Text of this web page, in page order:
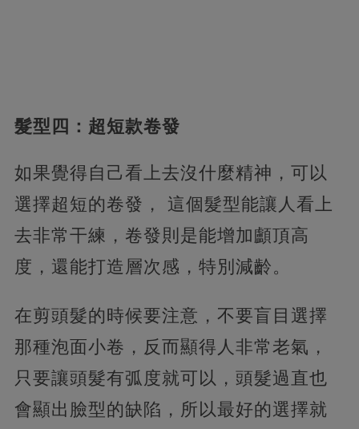
髮型四：超短款卷發
如果覺得自己看上去沒什麼精神，可以
選擇超短的卷發， 這個髮型能讓人看上
去非常干練，卷發則是能增加顱頂高
度，還能打造層次感，特別減齡。
在剪頭髮的時候要注意，不要盲目選擇
那種泡面小卷，反而顯得人非常老氣，
只要讓頭髮有弧度就可以，頭髮過直也
會顯出臉型的缺陷，所以最好的選擇就